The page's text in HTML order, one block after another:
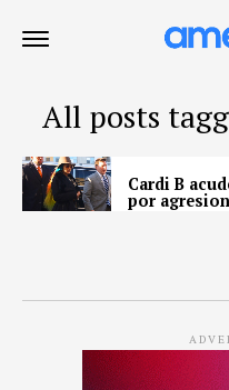
All posts
Cardi B
por